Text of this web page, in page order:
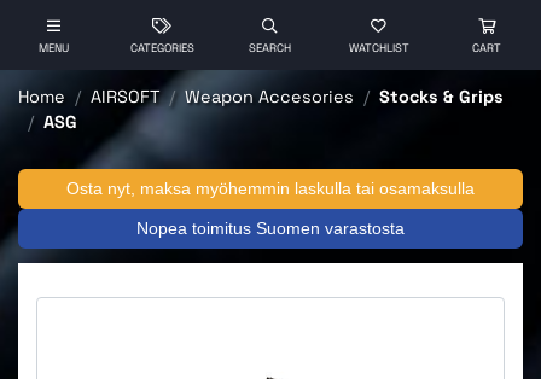
MENU CATEGORIES SEARCH WATCHLIST CART
Home AIRSOFT Weapon Accesories
Stocks & Grips
ASG
Osta nyt, maksa myöhemmin laskulla tai osamaksulla
Nopea toimitus Suomen varastosta